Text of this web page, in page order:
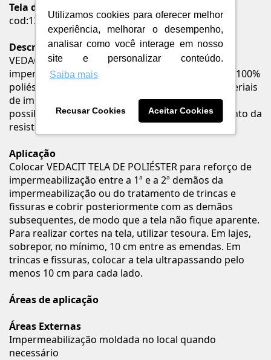
Utilizamos cookies para oferecer melhor
experiência, melhorar o desempenho,
analisar como você interage em nosso
site e personalizar conteúdo.
Saiba mais
Recusar Cookies Aceitar Cookies
Tela de poliéster 49cmx50m Vedacit
cod:131352
Descrição
VEDACIT TELA DE POLIÉSTER para reforço de
impermeabilização é uma tela constituída de fios 100%
poliéster. É utilizada como estruturante para materiais
de impermeabilização, flexíveis e rígidos,
possibilitando a formação de membrana e aumento da
resistência a tração.
Aplicação
Colocar VEDACIT TELA DE POLIÉSTER para reforço de
impermeabilização entre a 1ª e a 2ª demãos da
impermeabilização ou do tratamento de trincas e
fissuras e cobrir posteriormente com as demãos
subsequentes, de modo que a tela não fique aparente.
Para realizar cortes na tela, utilizar tesoura. Em lajes,
sobrepor, no mínimo, 10 cm entre as emendas. Em
trincas e fissuras, colocar a tela ultrapassando pelo
menos 10 cm para cada lado.
Áreas de aplicação
Áreas Externas
Impermeabilização moldada no local quando
necessário